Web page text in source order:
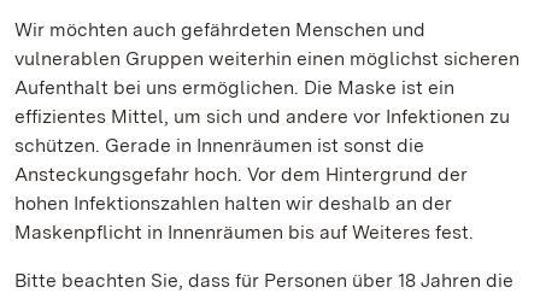
Wir möchten auch gefährdeten Menschen und
vulnerablen Gruppen weiterhin einen möglichst sicheren
Aufenthalt bei uns ermöglichen. Die Maske ist ein
effizientes Mittel, um sich und andere vor Infektionen zu
schützen. Gerade in Innenräumen ist sonst die
Ansteckungsgefahr hoch. Vor dem Hintergrund der
hohen Infektionszahlen halten wir deshalb an der
Maskenpflicht in Innenräumen bis auf Weiteres fest.
Bitte beachten Sie, dass für Personen über 18 Jahren die